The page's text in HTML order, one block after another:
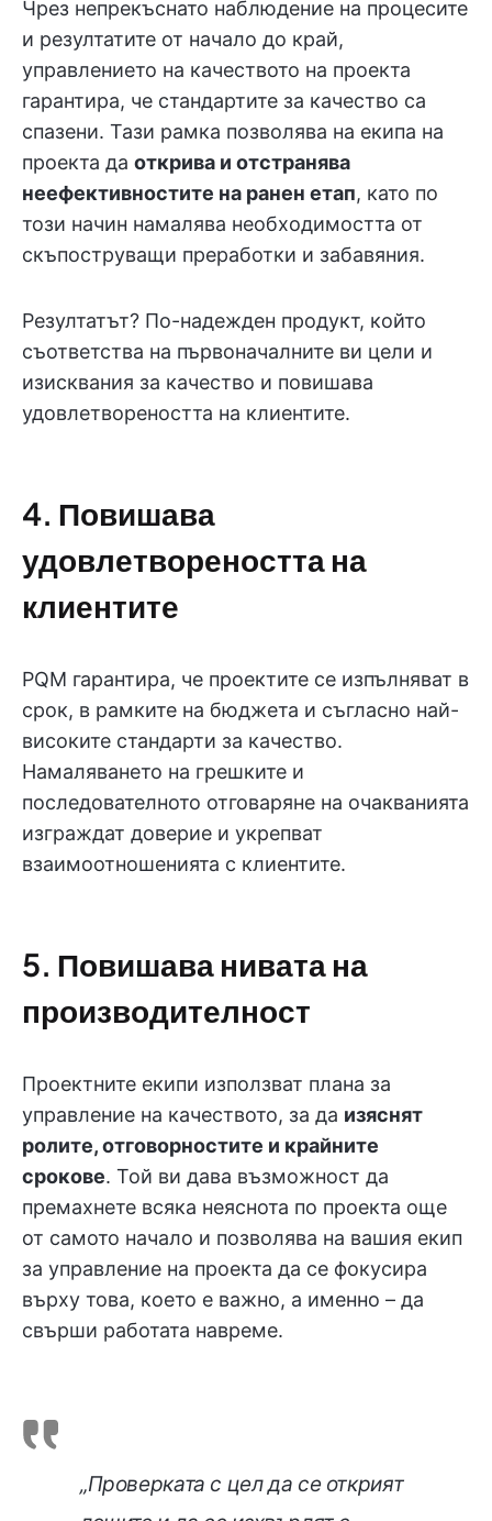
Чрез непрекъснато наблюдение на процесите
и резултатите от начало до край,
управлението на качеството на проекта
гарантира, че стандартите за качество са
спазени. Тази рамка позволява на екипа на
проекта да открива и отстранява
неефективностите на ранен етап, като по
този начин намалява необходимостта от
скъпоструващи преработки и забавяния.
Резултатът? По-надежден продукт, който
съответства на първоначалните ви цели и
изисквания за качество и повишава
удовлетвореността на клиентите.
4. Повишава
удовлетвореността на
клиентите
PQM гарантира, че проектите се изпълняват в
срок, в рамките на бюджета и съгласно най-
високите стандарти за качество.
Намаляването на грешките и
последователното отговаряне на очакванията
изграждат доверие и укрепват
взаимоотношенията с клиентите.
5. Повишава нивата на
производителност
Проектните екипи използват плана за
управление на качеството, за да изяснят
ролите, отговорностите и крайните
срокове. Той ви дава възможност да
премахнете всяка неяснота по проекта още
от самото начало и позволява на вашия екип
за управление на проекта да се фокусира
върху това, което е важно, а именно – да
свърши работата навреме.
„Проверката с цел да се открият